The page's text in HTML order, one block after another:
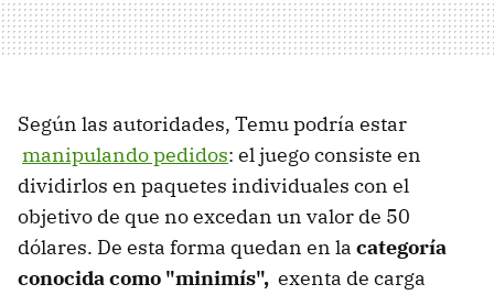
Según las autoridades, Temu podría estar
manipulando pedidos: el juego consiste en
dividirlos en paquetes individuales con el
objetivo de que no excedan un valor de 50
dólares. De esta forma quedan en la categoría
conocida como "minimís", exenta de carga